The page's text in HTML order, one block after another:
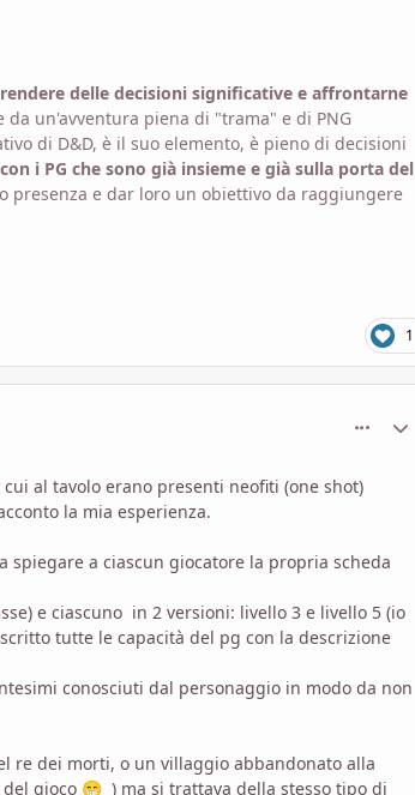
delle decisioni significative e affrontarne
un'avventura piena di "trama" e di PNG
di D&D, è il suo elemento, è pieno di decisioni
i PG che sono già insieme e già sulla porta del
e dar loro un obiettivo da raggiungere
1
al tavolo erano presenti neofiti (one shot)
la mia esperienza.
a ciascun giocatore la propria scheda
e ciascuno in 2 versioni: livello 3 e livello 5 (io
tutte le capacità del pg con la descrizione
conosciuti dal personaggio in modo da non
re dei morti, o un villaggio abbandonato alla
gioco 😁 ) ma si trattava della stesso tipo di